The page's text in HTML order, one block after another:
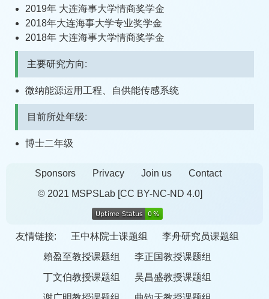
2019年 大连海事大学情商奖学金
2018年大连海事大学专业奖学金
2018年 大连海事大学情商奖学金
主要研究方向:
微纳能源运用工程、自供能传感系统
目前所处年级:
博士二年级
Sponsors Privacy Join us
Contact
© 2021 MSPSLab [CC BY-NC-ND 4.0]
友情链接: 王中林院士课题组
李舟研究员课题组
賴盈至教授课题组
李正国教授课题组
丁文伯教授课题组
吴昌盛教授课题组